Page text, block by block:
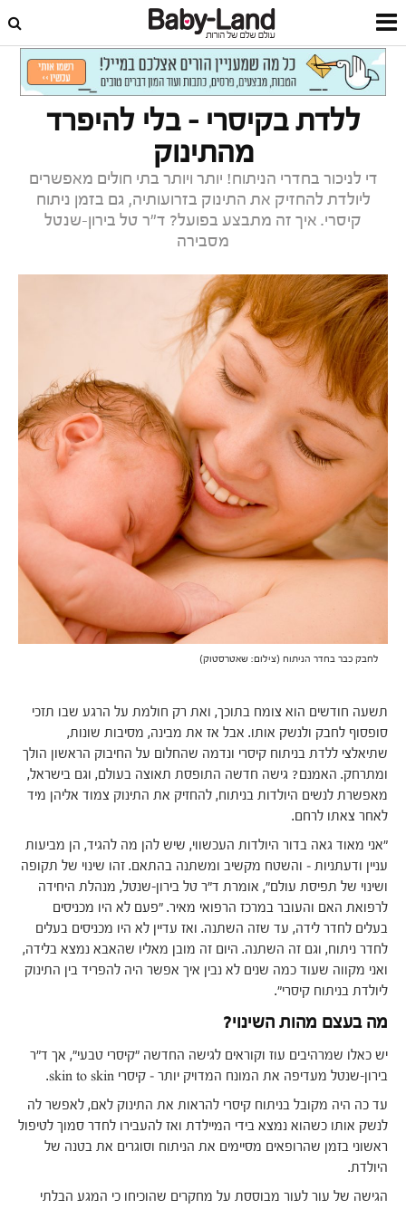
ללדת בקיסרי – בלי להיפרד
מהתינוק
די לניכור בחדרי הניתוח! יותר ויותר בתי חולים מאפשרים
ליולדת להחזיק את התינוק בזרועותיה, גם בזמן ניתוח
קיסרי. איך זה מתבצע בפועל? ד"ר טל בירון-שנטל
מסבירה
לחבק כבר בחדר הניתוח (צילום: שאטרסטוק)
תשעה חודשים הוא צומח בתוכך, ואת רק חולמת על הרגע שבו תזכי
סופסוף לחבק ולנשק אותו. אבל אז את מבינה, מסיבות שונות,
שתיאלצי ללדת בניתוח קיסרי ונדמה שהחלום על החיבוק הראשון הולך
ומתרחק. האמנם? גישה חדשה התופסת תאוצה בעולם, וגם בישראל,
מאפשרת לנשים היולדות בניתוח, להחזיק את התינוק צמוד אליהן מיד
לאחר צאתו לרחם.
"אני מאוד גאה בדור היולדות העכשווי, שיש להן מה להגיד, הן מביעות
עניין ודעתניות – והשטח מקשיב ומשתנה בהתאם. זהו שינוי של תקופה
ושינוי של תפיסת עולם", אומרת ד"ר טל בירון-שנטל, מנהלת היחידה
לרפואת האם והעובר במרכז הרפואי מאיר. "פעם לא היו מכניסים
בעלים לחדר לידה, עד שזה השתנה. ואז עדיין לא היו מכניסים בעלים
לחדר ניתוח, וגם זה השתנה. היום זה מובן מאליו שהאבא נמצא בלידה,
ואני מקווה שעוד כמה שנים לא נבין איך אפשר היה להפריד בין התינוק
ליולדת בניתוח קיסרי".
מה בעצם מהות השינוי?
יש כאלו שמרהיבים עוז וקוראים לגישה החדשה "קיסרי טבעי", אך ד"ר
בירון-שנטל מעדיפה את המונח המדויק יותר – קיסרי skin to skin.
עד כה היה מקובל בניתוח קיסרי להראות את התינוק לאם, לאפשר לה
לנשק אותו כשהוא נמצא בידי המיילדת ואז להעבירו לחדר סמוך לטיפול
ראשוני בזמן שהרופאים מסיימים את הניתוח וסוגרים את בטנה של
היולדת.
הגישה של עור לעור מבוססת על מחקרים שהוכיחו כי המגע הבלתי